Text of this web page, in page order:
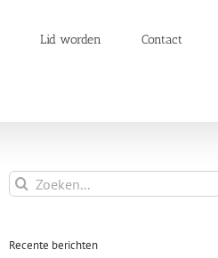
Lid worden Contact
Zoeken
naar:
Recente berichten